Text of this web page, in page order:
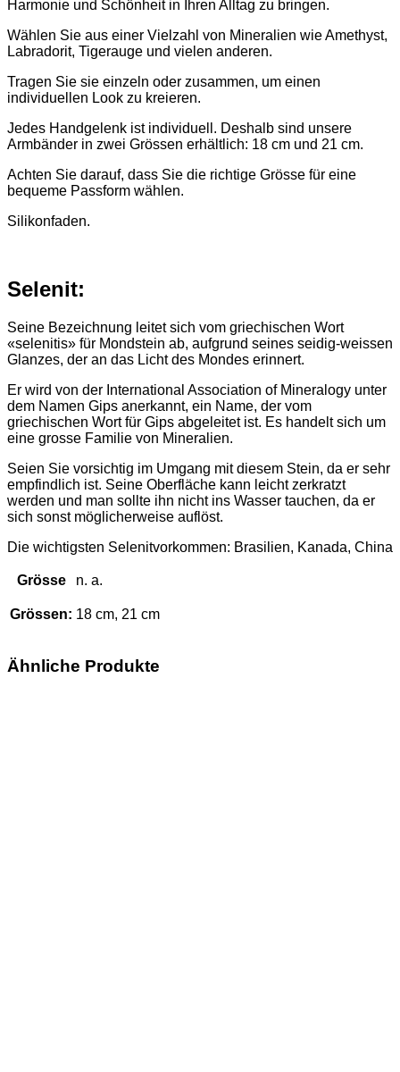
Harmonie und Schönheit in Ihren Alltag zu bringen.
Wählen Sie aus einer Vielzahl von Mineralien wie Amethyst,
Labradorit, Tigerauge und vielen anderen.
Tragen Sie sie einzeln oder zusammen, um einen
individuellen Look zu kreieren.
Jedes Handgelenk ist individuell. Deshalb sind unsere
Armbänder in zwei Grössen erhältlich: 18 cm und 21 cm.
Achten Sie darauf, dass Sie die richtige Grösse für eine
bequeme Passform wählen.
Silikonfaden.
Selenit:
Seine Bezeichnung leitet sich vom griechischen Wort
«selenitis» für Mondstein ab, aufgrund seines seidig-weissen
Glanzes, der an das Licht des Mondes erinnert.
Er wird von der International Association of Mineralogy unter
dem Namen Gips anerkannt, ein Name, der vom
griechischen Wort für Gips abgeleitet ist. Es handelt sich um
eine grosse Familie von Mineralien.
Seien Sie vorsichtig im Umgang mit diesem Stein, da er sehr
empfindlich ist. Seine Oberfläche kann leicht zerkratzt
werden und man sollte ihn nicht ins Wasser tauchen, da er
sich sonst möglicherweise auflöst.
Die wichtigsten Selenitvorkommen: Brasilien, Kanada, China
Grösse n. a.
Grössen: 18 cm, 21 cm
Ähnliche Produkte